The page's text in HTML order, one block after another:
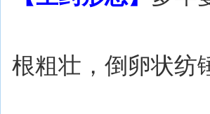
根粗壮，倒卵状纺